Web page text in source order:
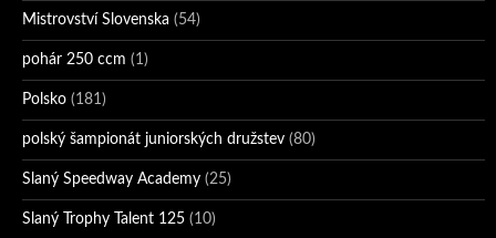
Mistrovství Slovenska (54)
pohár 250 ccm (1)
Polsko (181)
polský šampionát juniorských družstev (80)
Slaný Speedway Academy (25)
Slaný Trophy Talent 125 (10)